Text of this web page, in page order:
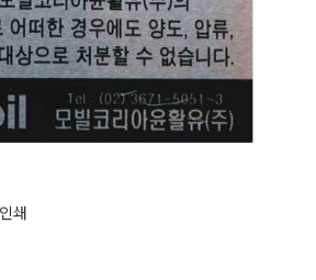
쇄